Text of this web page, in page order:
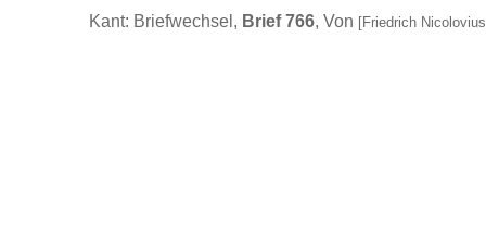
Kant: Briefwechsel, Brief 766, Von [Friedrich